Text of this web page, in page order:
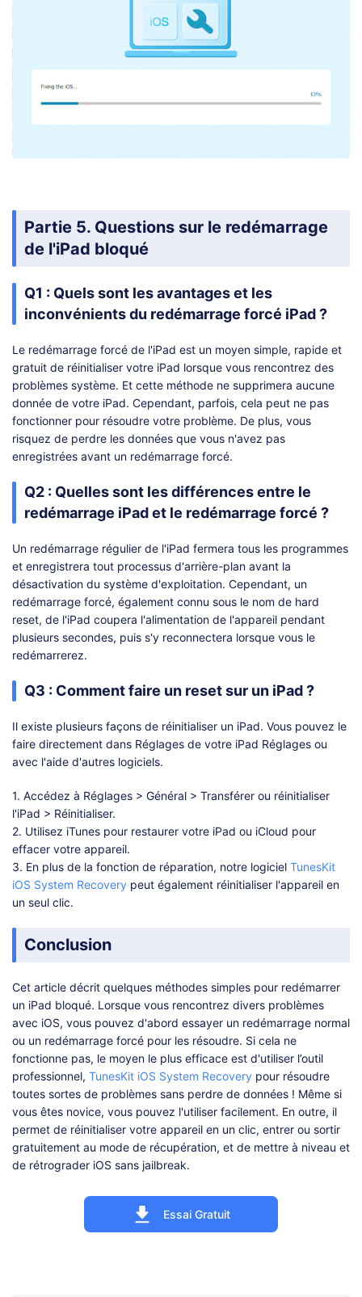
Partie 5. Questions sur le redémarrage
de l'iPad bloqué
Q1 : Quels sont les avantages et les
inconvénients du redémarrage forcé iPad ?
Le redémarrage forcé de l'iPad est un moyen simple, rapide et
gratuit de réinitialiser votre iPad lorsque vous rencontrez des
problèmes système. Et cette méthode ne supprimera aucune
donnée de votre iPad. Cependant, parfois, cela peut ne pas
fonctionner pour résoudre votre problème. De plus, vous
risquez de perdre les données que vous n'avez pas
enregistrées avant un redémarrage forcé.
Q2 : Quelles sont les différences entre le
redémarrage iPad et le redémarrage forcé ?
Un redémarrage régulier de l'iPad fermera tous les programmes
et enregistrera tout processus d'arrière-plan avant la
désactivation du système d'exploitation. Cependant, un
redémarrage forcé, également connu sous le nom de hard
reset, de l'iPad coupera l'alimentation de l'appareil pendant
plusieurs secondes, puis s'y reconnectera lorsque vous le
redémarrerez.
Q3 : Comment faire un reset sur un iPad ?
Il existe plusieurs façons de réinitialiser un iPad. Vous pouvez le
faire directement dans Réglages de votre iPad Réglages ou
avec l'aide d'autres logiciels.
1. Accédez à Réglages > Général > Transférer ou réinitialiser
l'iPad > Réinitialiser.
2. Utilisez iTunes pour restaurer votre iPad ou iCloud pour
effacer votre appareil.
3. En plus de la fonction de réparation, notre logiciel TunesKit
iOS System Recovery peut également réinitialiser l'appareil en
un seul clic.
Conclusion
Cet article décrit quelques méthodes simples pour redémarrer
un iPad bloqué. Lorsque vous rencontrez divers problèmes
avec iOS, vous pouvez d'abord essayer un redémarrage normal
ou un redémarrage forcé pour les résoudre. Si cela ne
fonctionne pas, le moyen le plus efficace est d'utiliser l’outil
professionnel, TunesKit iOS System Recovery pour résoudre
toutes sortes de problèmes sans perdre de données ! Même si
vous êtes novice, vous pouvez l'utiliser facilement. En outre, il
permet de réinitialiser votre appareil en un clic, entrer ou sortir
gratuitement au mode de récupération, et de mettre à niveau et
de rétrograder iOS sans jailbreak.
Essai Gratuit